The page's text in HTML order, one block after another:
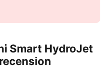
Smart HydroJet